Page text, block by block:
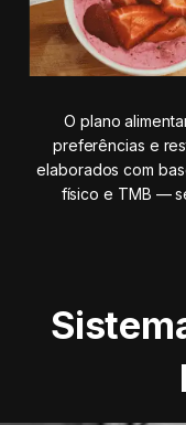
O plano
preferências e
elaborados com
físico e TMB —